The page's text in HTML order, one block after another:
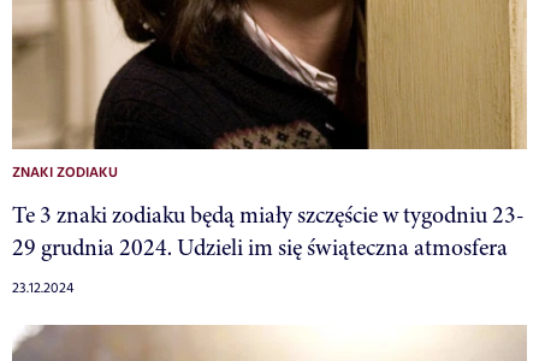
ZNAKI ZODIAKU
Te 3 znaki zodiaku będą miały szczęście w tygodniu 23-
29 grudnia 2024. Udzieli im się świąteczna atmosfera
23.12.2024